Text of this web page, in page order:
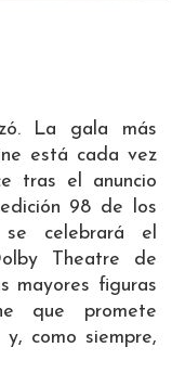
La gala más
está cada vez
tras el anuncio
98 de los
celebrará el
Theatre de
mayores figuras
que promete
y, como siempre,